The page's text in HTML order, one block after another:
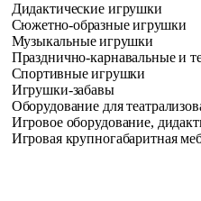
Дидактические игрушки
Сюжетно-образные игрушки
Музыкальные игрушки
Празднично-карнавальные и
Спортивные игрушки
Игрушки-забавы
Оборудование для
Игровое оборудование,
Игровая крупногабаритная